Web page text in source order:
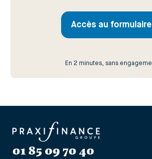
Accès au formulaire
En 2 minutes, sans
01 85 09 70 40